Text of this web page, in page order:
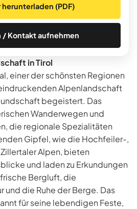
in Tirol
einer der schönsten Regionen
Alpenlandschaft
begeistert. Das
Wanderwegen und
die regionale Spezialitäten
Gipfel, wie die Hochfeiler-,
Alpen, bieten
und laden zu Erkundungen
Bergluft, die
die Ruhe der Berge. Das
für seine lebendigen Feste,
herunterladen (PDF)
/ Kontakt aufnehmen